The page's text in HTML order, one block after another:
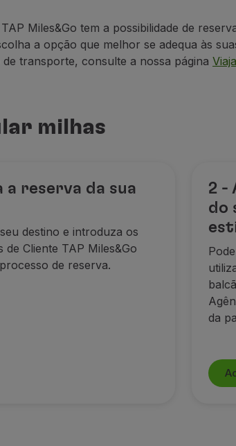
e Ofertas
úteis
/ danificada
/ cancelado
Miles&Go tem a possibilidade de
a opção que melhor se adequa às
transporte, consulte a nossa página
milhas
a reserva da sua
destino e introduza os
de Cliente TAP Miles&Go
de reserva.
2 -
do
da